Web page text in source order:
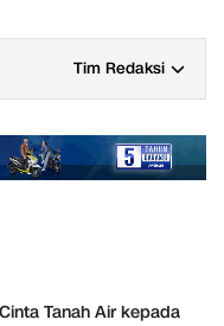
Tim Redaksi
Tanah Air kepada